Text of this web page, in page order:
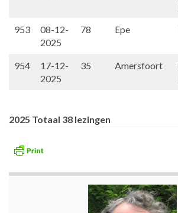
953
08-12-
2025
78 Epe
954
17-12-
2025
35 Amersfoort
2025 Totaal 38 lezingen